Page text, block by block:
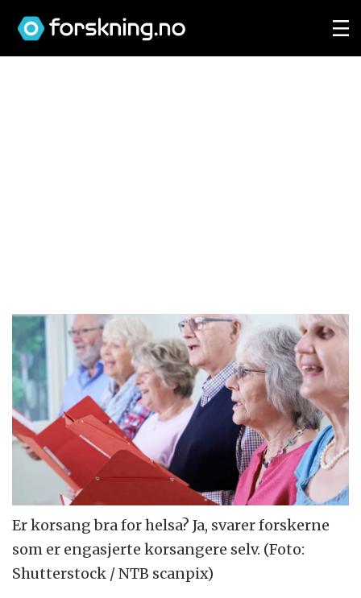
Er korsang bra for helsa? Ja, svarer forskerne
som er engasjerte korsangere selv. (Foto:
Shutterstock / NTB scanpix)